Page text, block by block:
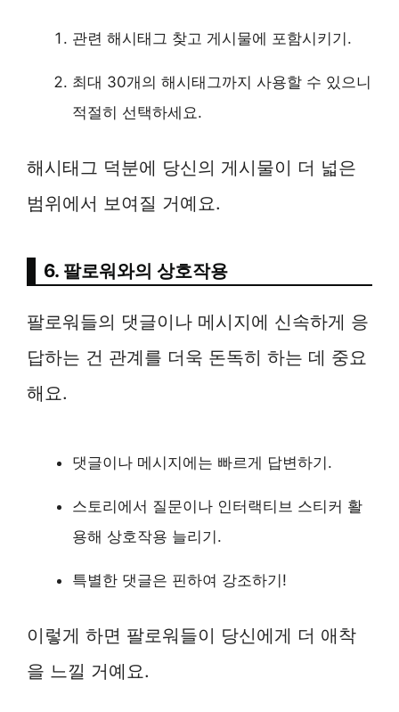
관련 해시태그 찾고 게시물에 포함시키기.
최대 30개의 해시태그까지 사용할 수 있으니
적절히 선택하세요.
해시태그 덕분에 당신의 게시물이 더 넓은
범위에서 보여질 거예요.
6. 팔로워와의 상호작용
팔로워들의 댓글이나 메시지에 신속하게 응
답하는 건 관계를 더욱 돈독히 하는 데 중요
해요.
댓글이나 메시지에는 빠르게 답변하기.
스토리에서 질문이나 인터랙티브 스티커 활
용해 상호작용 늘리기.
특별한 댓글은 핀하여 강조하기!
이렇게 하면 팔로워들이 당신에게 더 애착
을 느낄 거예요.